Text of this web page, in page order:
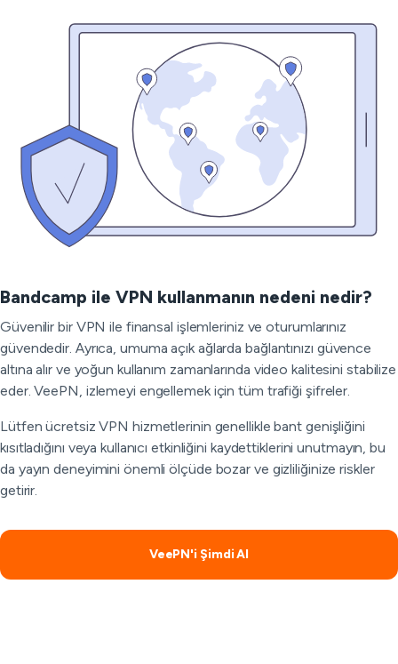
Bandcamp ile VPN kullanmanın nedeni nedir?
Güvenilir bir VPN ile finansal işlemleriniz ve oturumlarınız
güvendedir. Ayrıca, umuma açık ağlarda bağlantınızı güvence
altına alır ve yoğun kullanım zamanlarında video kalitesini stabilize
eder. VeePN, izlemeyi engellemek için tüm trafiği şifreler.
Lütfen ücretsiz VPN hizmetlerinin genellikle bant genişliğini
kısıtladığını veya kullanıcı etkinliğini kaydettiklerini unutmayın, bu
da yayın deneyimini önemli ölçüde bozar ve gizliliğinize riskler
getirir.
VeePN'i Şimdi Al